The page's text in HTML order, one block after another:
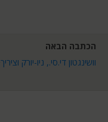
הכתבה הבאה
וושינגטון די.סי., ניו-יורק וציריך